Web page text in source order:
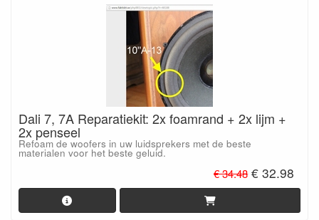
Dali 7, 7A Reparatiekit: 2x foamrand + 2x lijm +
2x penseel
Refoam de woofers in uw luidsprekers met de beste
materialen voor het beste geluid.
€ 34.48 € 32.98